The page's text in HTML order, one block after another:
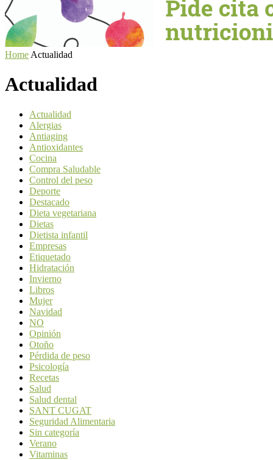
Home Actualidad
Actualidad
Actualidad
Alergias
Antiaging
Antioxidantes
Cocina
Compra Saludable
Control del peso
Deporte
Destacado
Dieta vegetariana
Dietas
Dietista infantil
Empresas
Etiquetado
Hidratación
Invierno
Libros
Mujer
Navidad
NO
Opinión
Otoño
Pérdida de peso
Psicología
Recetas
Salud
Salud dental
SANT CUGAT
Seguridad Alimentaria
Sin categoría
Verano
Vitaminas